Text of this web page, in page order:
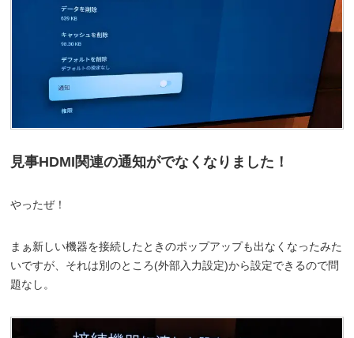
見事HDMI関連の通知がでなくなりました！
やったぜ！
まぁ新しい機器を接続したときのポップアップも出なくなったみた
いですが、それは別のところ(外部入力設定)から設定できるので問
題なし。